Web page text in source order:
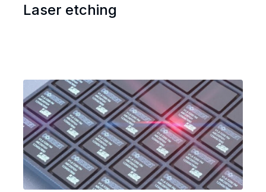
Laser etching